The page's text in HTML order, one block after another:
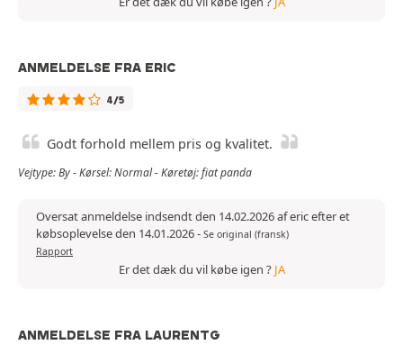
ANMELDELSE FRA ERIC
4/5
Godt forhold mellem pris og kvalitet.
Vejtype: By - Kørsel: Normal - Køretøj: fiat panda
Oversat anmeldelse indsendt den 14.02.2026 af eric efter et
købsoplevelse den 14.01.2026- Se original (fransk)
Rapport
Er det dæk du vil købe igen ? JA
ANMELDELSE FRA LAURENTG